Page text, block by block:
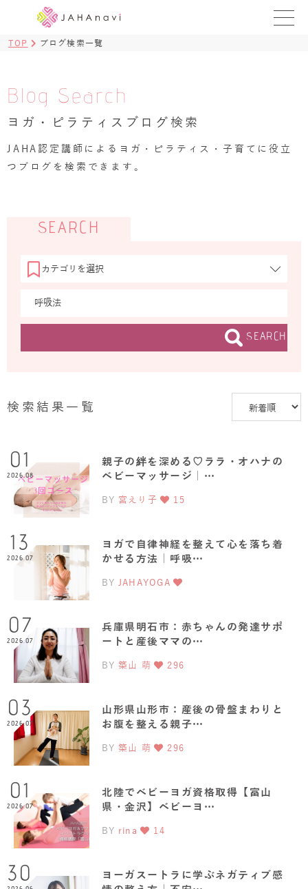
BLOG
ヨガ資格講座 ›
TOP ブログ検索一覧
Blog Search
ヨガ・ピラティスブログ検索
JAHA認定講師によるヨガ・ピラティス・子育てに役立
つブログを検索できます。
SEARCH
SEARCH
検索結果一覧
01
2026.08
親子の絆を深める♡ララ・オハナの
ベビーマッサージ｜…
BY 宮えり子 15
13
2026.07
ヨガで自律神経を整えて心を落ち着
かせる方法｜呼吸…
BY JAHAYOGA
07
2026.07
兵庫県明石市：赤ちゃんの発達サポ
ートと産後ママの…
BY 築山 萌 296
03
2026.07
山形県山形市：産後の骨盤まわりと
お腹を整える親子…
BY 築山 萌 296
01
2026.07
北陸でベビーヨガ資格取得【富山
県・金沢】ベビーヨ…
BY rina 14
30
ヨーガスートラに学ぶネガティブ感